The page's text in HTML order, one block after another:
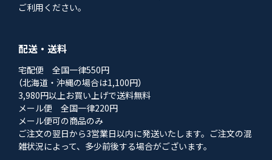
ご利用ください。
配送・送料
宅配便 全国一律550円
（北海道・沖縄の場合は1,100円）
3,980円以上お買い上げで送料無料
メール便 全国一律220円
メール便可の商品のみ
ご注文の翌日から3営業日以内に発送いたします。ご注文の混
雑状況によって、多少前後する場合がございます。